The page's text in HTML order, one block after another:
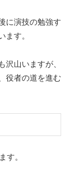
に演技の勉強す
ます。
沢山いますが、
役者の道を進む
す。